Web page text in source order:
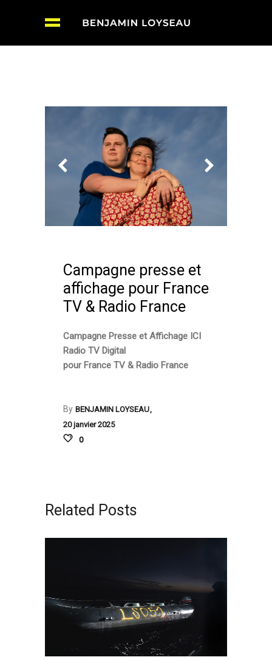
Campagne presse et
affichage pour France
TV & Radio France
Campagne Presse et Affichage ICI
Radio TV Digital
pour France TV & Radio France
By BENJAMIN LOYSEAU
20 janvier 2025
0
Related Posts